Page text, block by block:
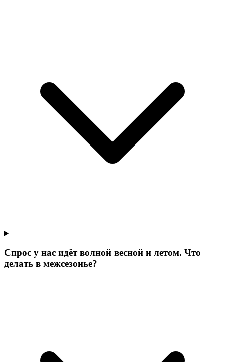
Спрос у нас идёт волной весной и летом. Что
делать в межсезонье?